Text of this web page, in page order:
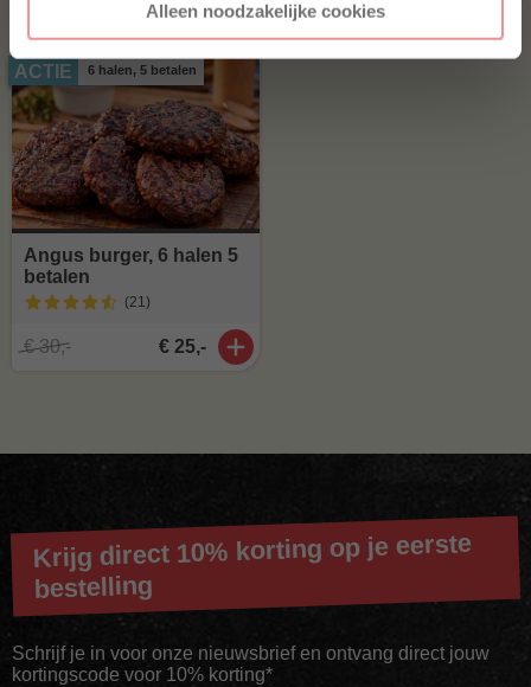
Alleen noodzakelijke cookies
ACTIE 6 halen, 5 betalen
Angus burger, 6 halen 5
betalen
(21)
€ 30,- € 25,-
Krijg direct 10% korting op je eerste
bestelling
Schrijf je in voor onze nieuwsbrief en ontvang direct jouw
kortingscode voor 10% korting*